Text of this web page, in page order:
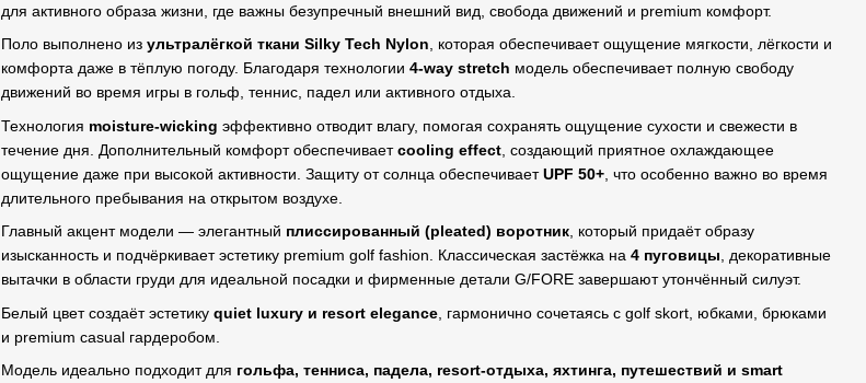
для активного образа жизни, где важны безупречный внешний вид, свобода движений и premium комфорт.
Поло выполнено из ультралёгкой ткани Silky Tech Nylon, которая обеспечивает ощущение мягкости, лёгкости и
комфорта даже в тёплую погоду. Благодаря технологии 4-way stretch модель обеспечивает полную свободу
движений во время игры в гольф, теннис, падел или активного отдыха.
Технология moisture-wicking эффективно отводит влагу, помогая сохранять ощущение сухости и свежести в
течение дня. Дополнительный комфорт обеспечиваетcooling effect, создающий приятное охлаждающее
ощущение даже при высокой активности. Защиту от солнца обеспечиваетUPF 50+, что особенно важно во время
длительного пребывания на открытом воздухе.
Главный акцент модели — элегантный плиссированный (pleated) воротник, который придаёт образу
изысканность и подчёркивает эстетику premium golf fashion. Классическая застёжка на 4 пуговицы , декоративные
вытачки в области груди для идеальной посадки и фирменные детали G/FORE завершают утончённый силуэт.
Белый цвет создаёт эстетику quiet luxury и resort elegance, гармонично сочетаясь с golf skort, юбками, брюками
и premium casual гардеробом.
Модель идеально подходит для гольфа, тенниса, падела, resort-отдыха, яхтинга, путешествий и smart